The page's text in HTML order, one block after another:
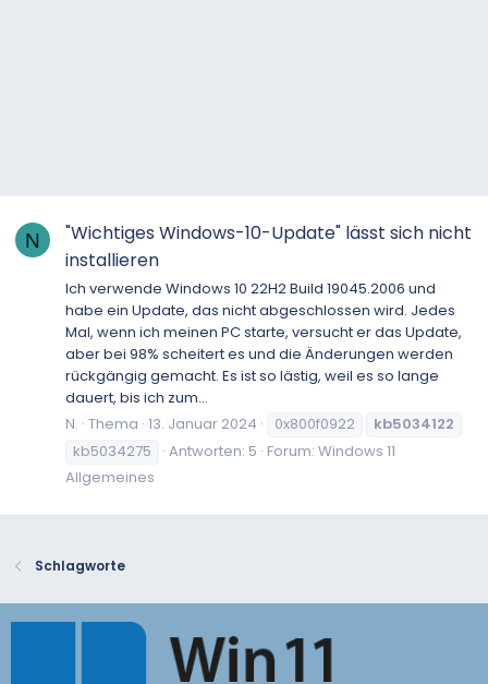
N
"Wichtiges Windows-10-Update" lässt sich nicht
installieren
Ich verwende Windows 10 22H2 Build 19045.2006 und
habe ein Update, das nicht abgeschlossen wird. Jedes
Mal, wenn ich meinen PC starte, versucht er das Update,
aber bei 98% scheitert es und die Änderungen werden
rückgängig gemacht. Es ist so lästig, weil es so lange
dauert, bis ich zum...
N. Thema 13. Januar 2024 0x800f0922
kb5034122
kb5034275
Antworten: 5 Forum: Windows 11
Allgemeines
Schlagworte